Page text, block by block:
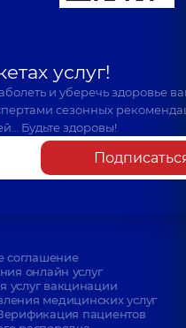
услуг!
и уберечь здоровье
сезонных
Будьте здоровы!
соглашение
онлайн услуг
услуг вакцинации
медицинских услуг
пациентов